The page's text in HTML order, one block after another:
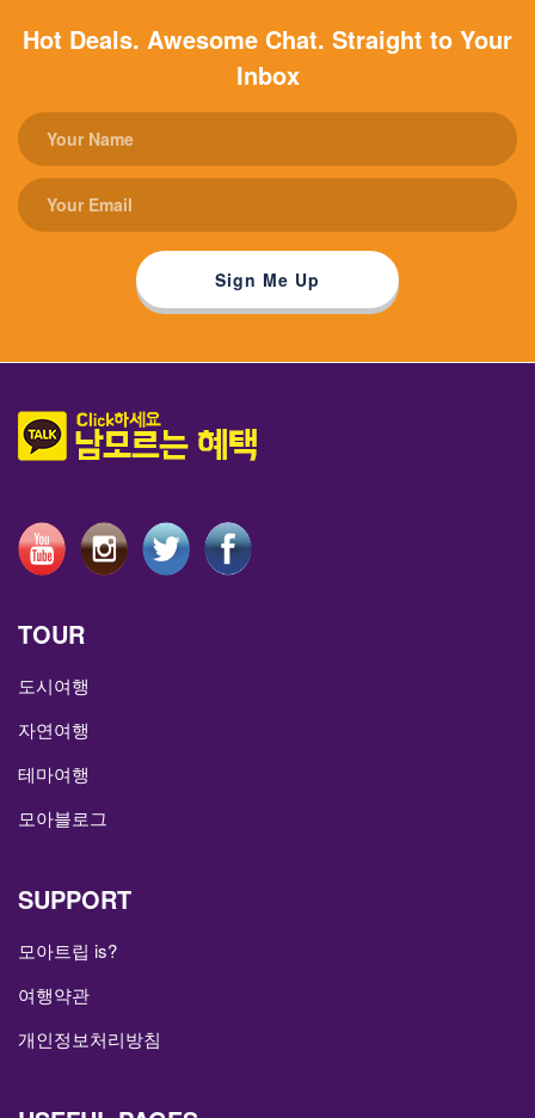
Hot Deals. Awesome Chat. Straight to Your
Inbox
TOUR
도시여행
자연여행
테마여행
모아블로그
SUPPORT
모아트립 is?
여행약관
개인정보처리방침